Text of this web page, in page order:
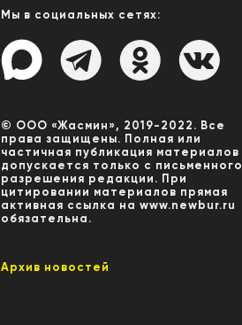
Мы в социальных сетях:
© ООО «Жасмин», 2019-2022. Все
права защищены. Полная или
частичная публикация материалов
допускается только с письменного
разрешения редакции. При
цитировании материалов прямая
активная ссылка на www.newbur.ru
обязательна.
Архив новостей